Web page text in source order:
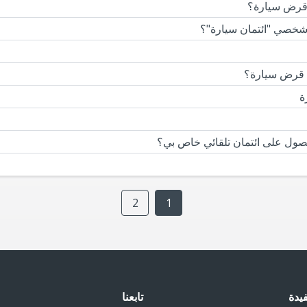
سيارة؟
"ائتمان سيارة"؟
قرض سيارة؟
على ائتمان تلقائي خاص بي؟
1
2
تابعنا